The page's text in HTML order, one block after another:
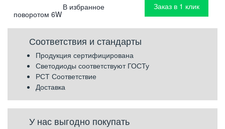
Заказ в 1 клик
Соответствия и стандарты
Продукция сертифицирована
Светодиоды соответствуют ГОСТу
РСТ Соответствие
Доставка
У нас выгодно покупать